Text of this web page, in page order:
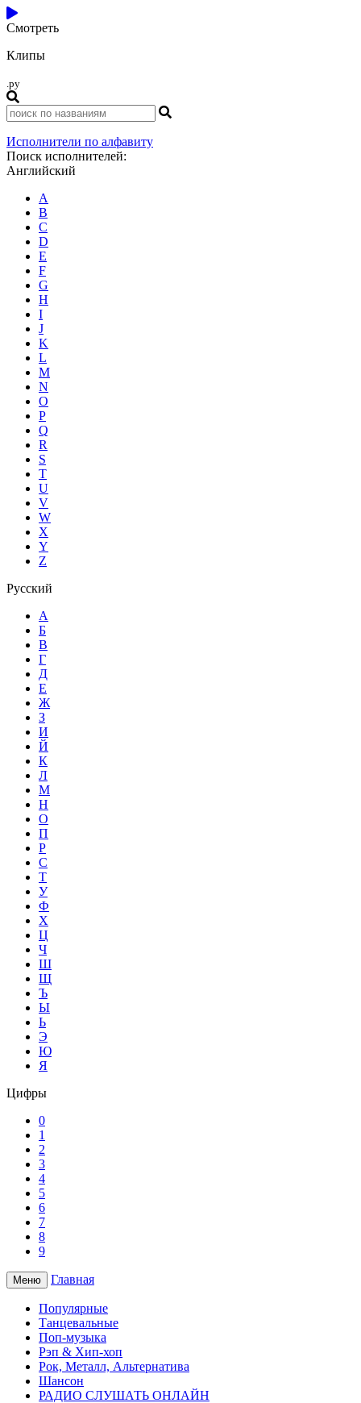
Смотреть
Клипы
.ру
Исполнители по алфавиту
Поиск исполнителей:
Английский
A
B
C
D
E
F
G
H
I
J
K
L
M
N
O
P
Q
R
S
T
U
V
W
X
Y
Z
Русский
А
Б
В
Г
Д
Е
Ж
З
И
Й
К
Л
М
Н
О
П
Р
С
Т
У
Ф
Х
Ц
Ч
Ш
Щ
Ъ
Ы
Ь
Э
Ю
Я
Цифры
0
1
2
3
4
5
6
7
8
9
Меню Главная
Популярные
Танцевальные
Поп-музыка
Рэп & Хип-хоп
Рок, Металл, Альтернатива
Шансон
РАДИО СЛУШАТЬ ОНЛАЙН